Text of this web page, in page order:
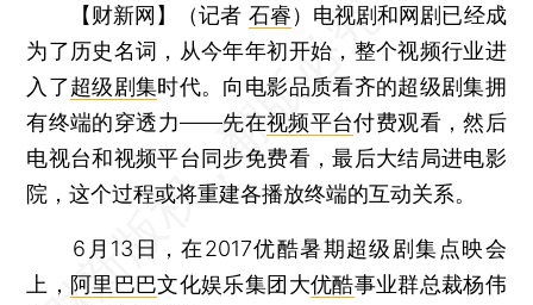
【财新网】（记者 石睿） 电视剧和网剧已经成
为了历史名词，从今年年初开始，整个视频行业进
入了超级剧集时代。向电影品质看齐的超级剧集拥
有终端的穿透力——先在视频平台付费观看，然后
电视台和视频平台同步免费看，最后大结局进电影
院，这个过程或将重建各播放终端的互动关系。
6月13日，在2017优酷暑期超级剧集点映会
上， 阿里巴巴文化娱乐集团大优酷事业群总裁杨伟